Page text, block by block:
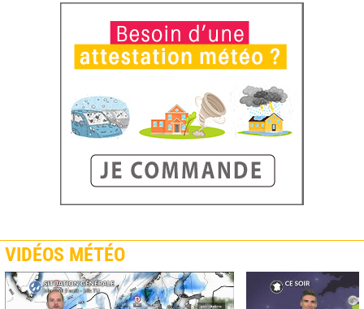
VIDÉOS MÉTÉO